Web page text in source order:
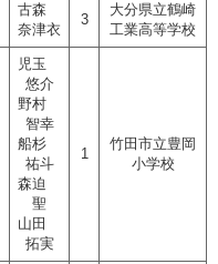
古森
奈津衣
3
大分県立鶴崎
工業高等学校
児玉
悠介
野村
智幸
船杉
祐斗
森迫
聖
山田
拓実
1
竹田市立豊岡
小学校